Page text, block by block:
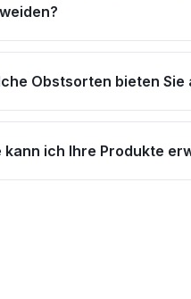
Obstsorten bieten Sie
kann ich Ihre Produkte